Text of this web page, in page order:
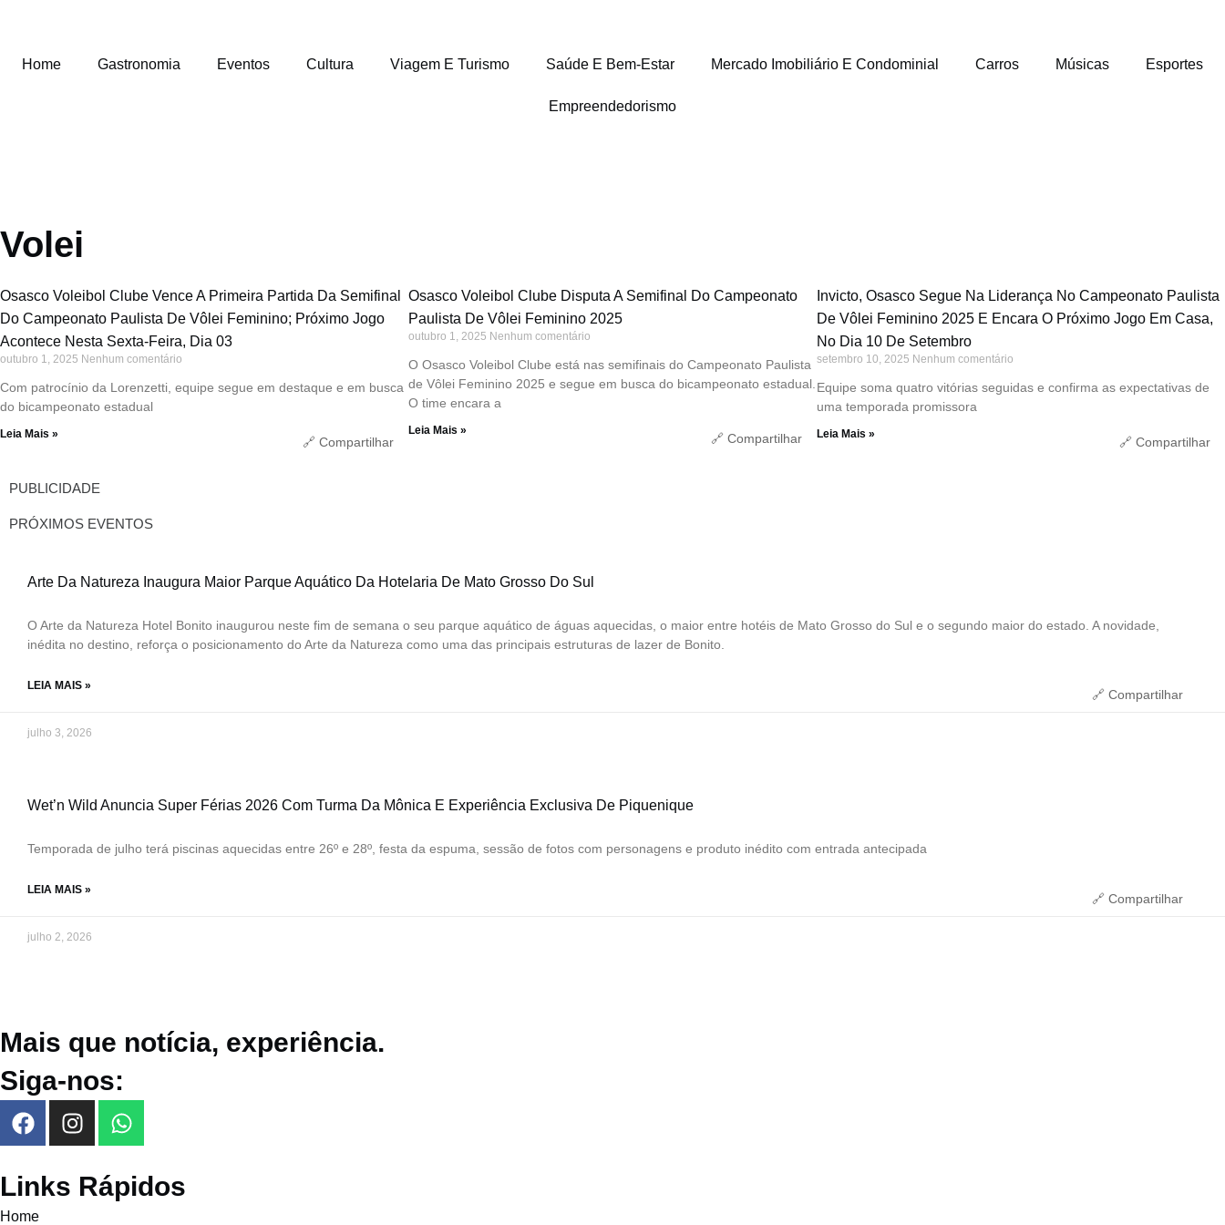
Home Gastronomia Eventos Cultura Viagem E Turismo Saúde E Bem-Estar Mercado Imobiliário E Condominial Carros Músicas Esportes
Empreendedorismo
Volei
Osasco Voleibol Clube Vence A Primeira Partida Da Semifinal
Do Campeonato Paulista De Vôlei Feminino; Próximo Jogo
Acontece Nesta Sexta-Feira, Dia 03
outubro 1, 2025 Nenhum comentário
Com patrocínio da Lorenzetti, equipe segue em destaque e em busca
do bicampeonato estadual
Leia Mais »
🔗 Compartilhar
Osasco Voleibol Clube Disputa A Semifinal Do Campeonato
Paulista De Vôlei Feminino 2025
outubro 1, 2025 Nenhum comentário
O Osasco Voleibol Clube está nas semifinais do Campeonato Paulista
de Vôlei Feminino 2025 e segue em busca do bicampeonato estadual.
O time encara a
Leia Mais »
🔗 Compartilhar
Invicto, Osasco Segue Na Liderança No Campeonato Paulista
De Vôlei Feminino 2025 E Encara O Próximo Jogo Em Casa,
No Dia 10 De Setembro
setembro 10, 2025 Nenhum comentário
Equipe soma quatro vitórias seguidas e confirma as expectativas de
uma temporada promissora
Leia Mais »
🔗 Compartilhar
PUBLICIDADE
PRÓXIMOS EVENTOS
Arte Da Natureza Inaugura Maior Parque Aquático Da Hotelaria De Mato Grosso Do Sul
O Arte da Natureza Hotel Bonito inaugurou neste fim de semana o seu parque aquático de águas aquecidas, o maior entre hotéis de Mato Grosso do Sul e o segundo maior do estado. A novidade,
inédita no destino, reforça o posicionamento do Arte da Natureza como uma das principais estruturas de lazer de Bonito.
LEIA MAIS »
🔗 Compartilhar
julho 3, 2026
Wet’n Wild Anuncia Super Férias 2026 Com Turma Da Mônica E Experiência Exclusiva De Piquenique
Temporada de julho terá piscinas aquecidas entre 26º e 28º, festa da espuma, sessão de fotos com personagens e produto inédito com entrada antecipada
LEIA MAIS »
🔗 Compartilhar
julho 2, 2026
Mais que notícia, experiência.
Siga-nos:
Links Rápidos
Home